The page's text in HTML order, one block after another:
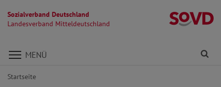
Sozialverband Deutschland
Landesverband Mitteldeutschland
Direkt zu den Inhalten springen
MENÜ
Startseite